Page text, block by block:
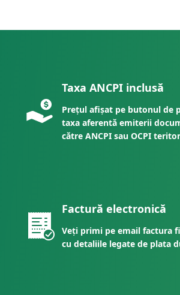
Taxa ANCPI inclusă
Prețul afișat pe butonul de
taxa aferentă emiterii
către ANCPI sau OCPI
Factură electronică
Veți primi pe email factura
cu detaliile legate de plata